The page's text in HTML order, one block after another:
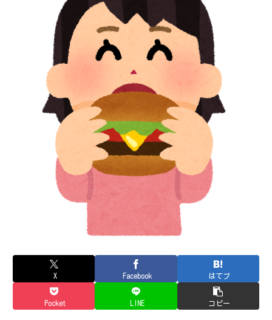
X Facebook はてブ
Pocket LINE コピー